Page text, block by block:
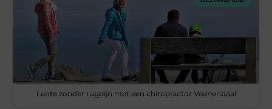
Lente zonder rugpijn met een chiropractor Veenendaal